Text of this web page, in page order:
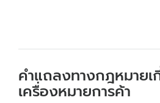
คำแถลงทางกฎหมาย
เครื่องหมายการค้า